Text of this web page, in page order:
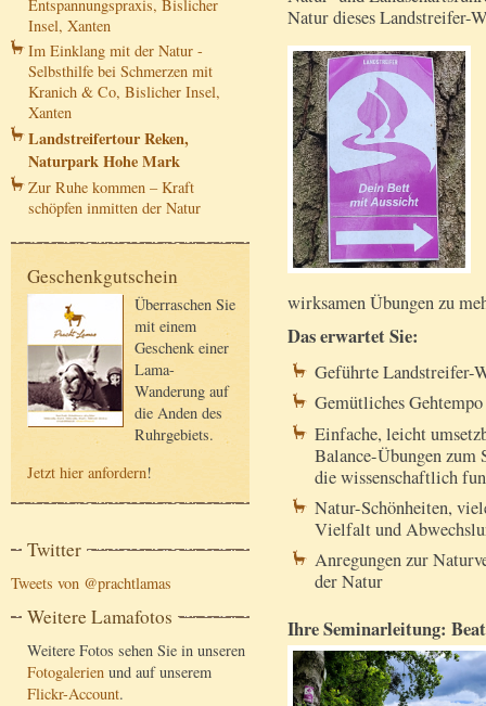
Entspannungspraxis, Bislicher
Insel, Xanten
Im Einklang mit der Natur -
Selbsthilfe bei Schmerzen mit
Kranich & Co, Bislicher Insel,
Xanten
Landstreifertour Reken,
Naturpark Hohe Mark
Zur Ruhe kommen – Kraft
schöpfen inmitten der Natur
Geschenkgutschein
Überraschen Sie
mit einem
Geschenk einer
Lama-
Wanderung auf
die Anden des
Ruhrgebiets.
Jetzt hier anfordern!
Twitter
Tweets von @prachtlamas
Weitere Lamafotos
Weitere Fotos sehen Sie in unseren
Fotogalerien und auf unserem
Flickr-Account.
Natur dieses Landstreifer-
wirksamen Übungen zu
Das erwartet Sie:
Geführte Landstreifer-
Gemütliches Gehtempo
Einfache, leicht
Balance-Übungen zum
die wissenschaftlich
Natur-Schönheiten,
Vielfalt und
Anregungen zur
der Natur
Ihre Seminarleitung: